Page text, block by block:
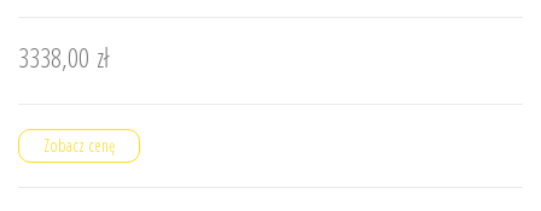
3338,00 zł
Zobacz cenę